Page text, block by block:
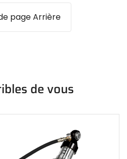
page Arrière
de vous